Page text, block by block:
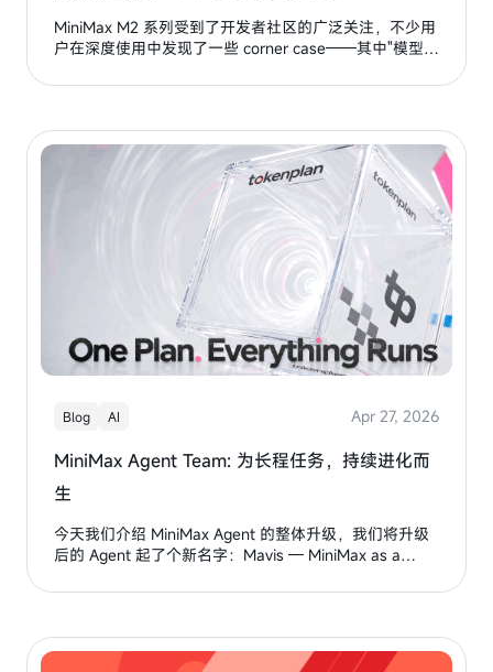
MiniMax M2 系列受到了开发者社区的广泛关注，不少用
户在深度使用中发现了一些 corner case——其中"模型无
了Minimax团队的内部排查过程，从 tokenizer 对齐到
复方案。
Blog AI Apr 27, 2026
MiniMax Agent Team: 为长程任务，持续进化而
生
今天我们介绍 MiniMax Agent 的整体升级，我们将升级
后的 Agent 起了个新名字：Mavis — MiniMax as a